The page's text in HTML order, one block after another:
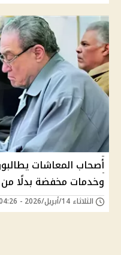
أصحاب المعاشات
وخدمات مخفضة بدلًا من
الثلاثاء 14/أبريل/2026 - 04:26 م